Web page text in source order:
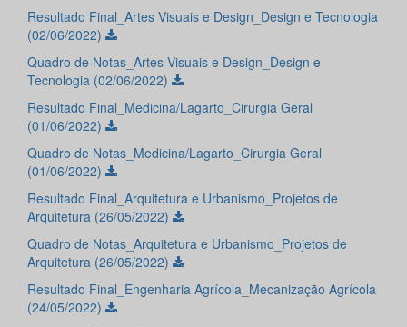
Resultado Final_Artes Visuais e Design_Design e Tecnologia
(02/06/2022)
Quadro de Notas_Artes Visuais e Design_Design e
Tecnologia (02/06/2022)
Resultado Final_Medicina/Lagarto_Cirurgia Geral
(01/06/2022)
Quadro de Notas_Medicina/Lagarto_Cirurgia Geral
(01/06/2022)
Resultado Final_Arquitetura e Urbanismo_Projetos de
Arquitetura (26/05/2022)
Quadro de Notas_Arquitetura e Urbanismo_Projetos de
Arquitetura (26/05/2022)
Resultado Final_Engenharia Agrícola_Mecanização Agrícola
(24/05/2022)